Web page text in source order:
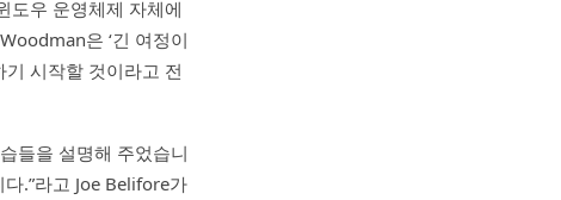
도우 운영체제 자체에
은 ‘긴 여정이
시작할 것이라고 전
들을 설명해 주었습니
.”라고 Joe Belifore가